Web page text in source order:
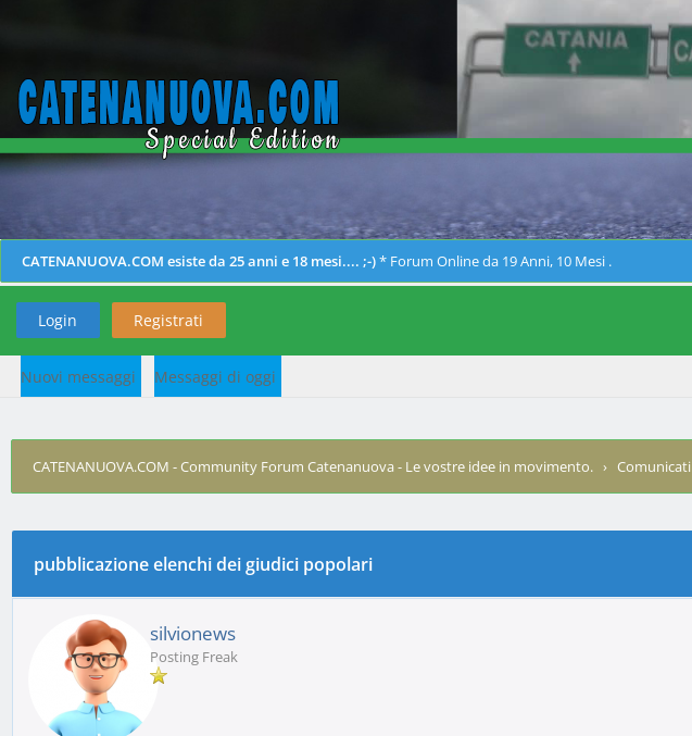
CATENANUOVA.COM esiste da 25 anni e 18 mesi.... ;-)* Forum Online da 19 Anni, 10 Mesi .
Login Registrati
Nuovi messaggi Messaggi di oggi
CATENANUOVA.COM - Community Forum Catenanuova - Le vostre idee in movimento. › Comunicati
0 voto(i) - 0 media
1
2
3
4
5
pubblicazione elenchi dei giudici popolari
silvionews
Posting Freak